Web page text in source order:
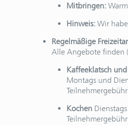
Mitbringen:
Hinweis: Wir
Regelmäßige
Alle Angebote finden
Kaffeeklatsch
Montags und
Kochen